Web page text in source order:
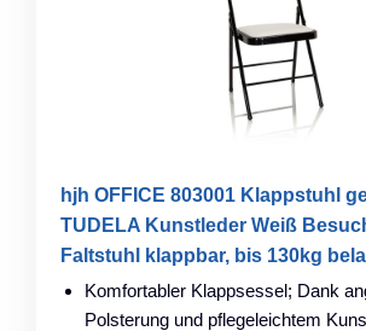
hjh OFFICE 803001 Klappstuhl
TUDELA Kunstleder Weiß
Faltstuhl klappbar, bis 130kg
Komfortabler Klappsessel; Dank
Polsterung und pflegeleichtem